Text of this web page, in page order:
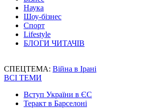
Наука
Шоу-бізнес
Спорт
Lifestyle
БЛОГИ ЧИТАЧІВ
СПЕЦТЕМА: Війна в Ірані
ВСІ ТЕМИ
Вступ України в ЄС
Теракт в Барселоні